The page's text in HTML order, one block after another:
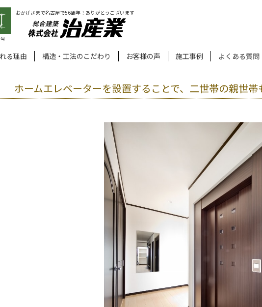
おかげさまで名古屋で56周年！ありがとうございます
る理由 構造・工法のこだわり お客様の声 施工事例 よくある質問
ホームエレベーターを設置することで、二世帯の親世